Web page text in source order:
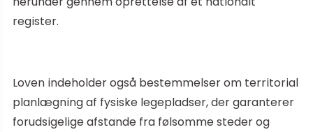
register.
Loven indeholder også bestemmelser om territorial
planlægning af fysiske legepladser, der garanterer
forudsigelige afstande fra følsomme steder og